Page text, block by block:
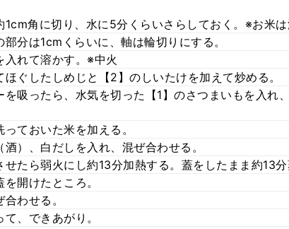
1cm角に切り、水に5分くらいさらしておく。※お米は
部分は1cmくらいに、軸は輪切りにする。
入れて溶かす。※中火
ぐしたしめじと【2】のしいたけを加えて炒める。
を吸ったら、水気を切った【1】のさつまいもを入れ
ておいた米を加える。
）、白だしを入れ、混ぜ合わせる。
たら弱火にし約13分加熱する。蓋をしたまま約13分
開けたところ。
わせる。
、できあがり。